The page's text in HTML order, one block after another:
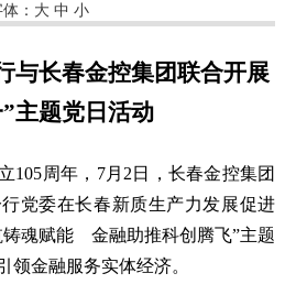
： 大 中 小
与长春金控集团联合开展
主题党日活动
105周年，7月2日，长春金控集团
党委在长春新质生产力发展促进
魂赋能 金融助推科创腾飞”主题
领金融服务实体经济。